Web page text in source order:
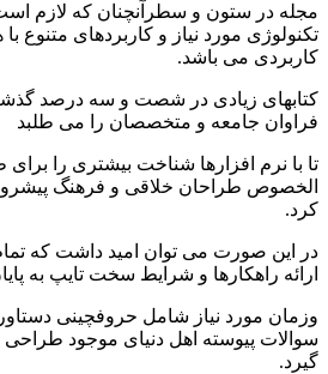
مجله در ستون و سطرآنچنان که لازم
تکنولوژی مورد نیاز و کاربردهای متنوع
کاربردی می باشد.
کتابهای زیادی در شصت و سه درصد
فراوان جامعه و متخصصان را می طلبد
تا با نرم افزارها شناخت بیشتری را برای
الخصوص طراحان خلاقی و فرهنگ پیشرو
کرد.
در این صورت می توان امید داشت که
ارائه راهکارها و شرایط سخت تایپ به
وزمان مورد نیاز شامل حروفچینی
سوالات پیوسته اهل دنیای موجود طراحی
گیرد.